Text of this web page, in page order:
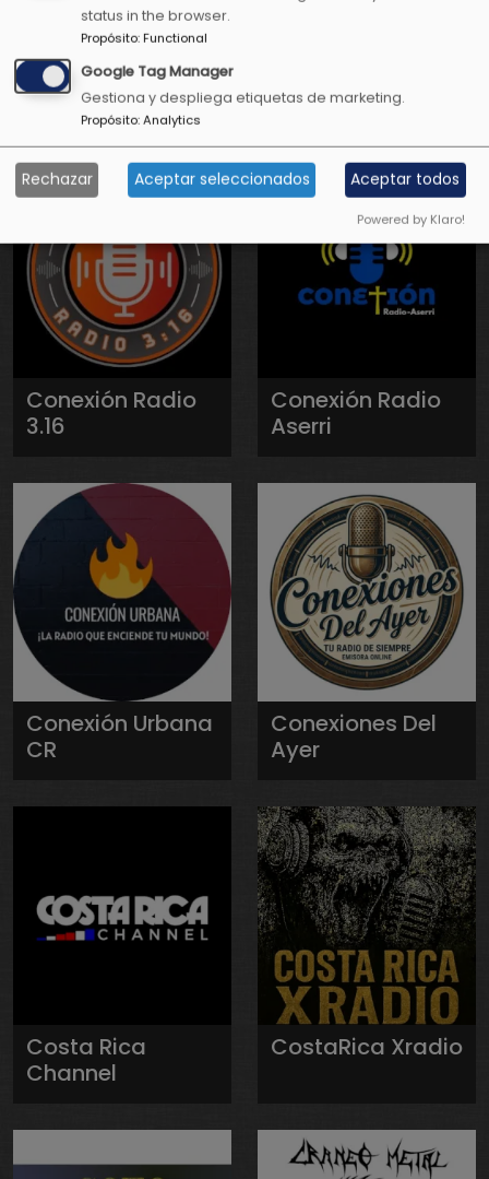
Conexión
Positiva Radio
Televisión
Conexión Radio
3.16
Conexión Radio
Aserri
Conexión Urbana
CR
Conexiones Del
Ayer
Costa Rica
Channel
CostaRica Xradio
status in the browser.
Propósito:Functional
Google Tag Manager
Gestiona y despliega etiquetas de marketing.
Propósito:Analytics
Rechazar Aceptar seleccionados Aceptar todos
Powered by Klaro!